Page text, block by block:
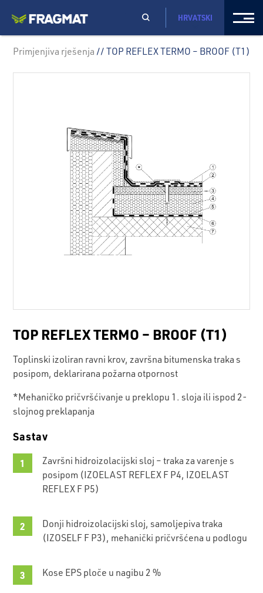
HRVATSKI
Primjenjiva rješenja // TOP REFLEX TERMO – BROOF (T1)
TOP REFLEX TERMO – BROOF (T1)
Toplinski izoliran ravni krov, završna bitumenska traka s
posipom, deklarirana požarna otpornost
*Mehaničko pričvršćivanje u preklopu 1. sloja ili ispod 2-
slojnog preklapanja
Sastav
Završni hidroizolacijski sloj – traka za varenje s
posipom (IZOELAST REFLEX F P4, IZOELAST
REFLEX F P5)
Donji hidroizolacijski sloj, samoljepiva traka
(IZOSELF F P3), mehanički pričvršćena u podlogu
Kose EPS ploče u nagibu 2 %